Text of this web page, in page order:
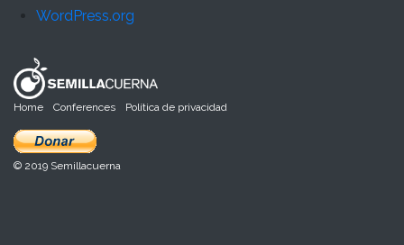
WordPress.org
Home Conferences Política de privacidad
© 2019 Semillacuerna